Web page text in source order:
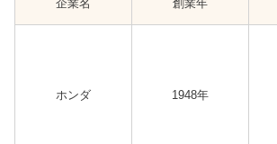
企業名 創業年
ホンダ 1948年